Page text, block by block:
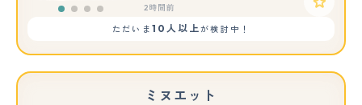
2時間前
ただいま 10人以上が検討中！
ミヌエット